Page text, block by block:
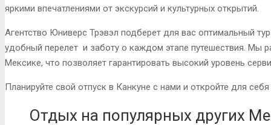
яркими впечатлениями от экскурсий и культурных открытий.
Агентство Юниверс Трэвэл подберет для вас оптимальный
удобный перелет и заботу о каждом этапе путешествия. Мы
Мексике, что позволяет гарантировать высокий уровень
Планируйте свой отпуск в Канкуне с нами и откройте для
Отдых на популярных других